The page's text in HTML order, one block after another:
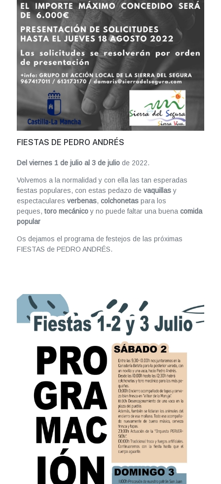
FIESTAS DE PEDRO ANDRÉS
Del viernes 1 de julio al 3 de julio de 2022.
Volvemos a la normalidad y con ella las tan esperadas
fiestas populares, con estas pedazo de vaquillasy
espectaculares verbenas, colchonetas para los
peques, toro mecánicoy no puede faltar una buena comida
popular
Os dejamos el programa de festejos de las próximas
FIESTAS de PEDRO ANDRÉS.